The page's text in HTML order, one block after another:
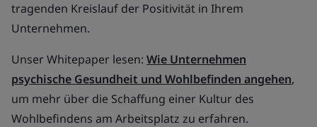
tragenden Kreislauf der Positivität in Ihrem
Unternehmen.
Unser Whitepaper lesen: Wie Unternehmen
psychische Gesundheit und Wohlbefinden angehen,
um mehr über die Schaffung einer Kultur des
Wohlbefindens am Arbeitsplatz zu erfahren.